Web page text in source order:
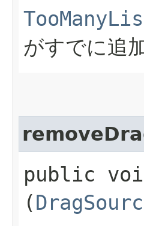
がすでに追
public
(